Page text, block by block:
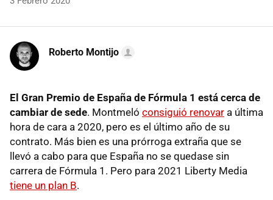
Roberto Montijo
El Gran Premio de España de Fórmula 1 está cerca de
cambiar de sede. Montmeló consiguió renovar a última
hora de cara a 2020, pero es el último año de su
contrato. Más bien es una prórroga extraña que se
llevó a cabo para que España no se quedase sin
carrera de Fórmula 1. Pero para 2021 Liberty Media
tiene un plan B.